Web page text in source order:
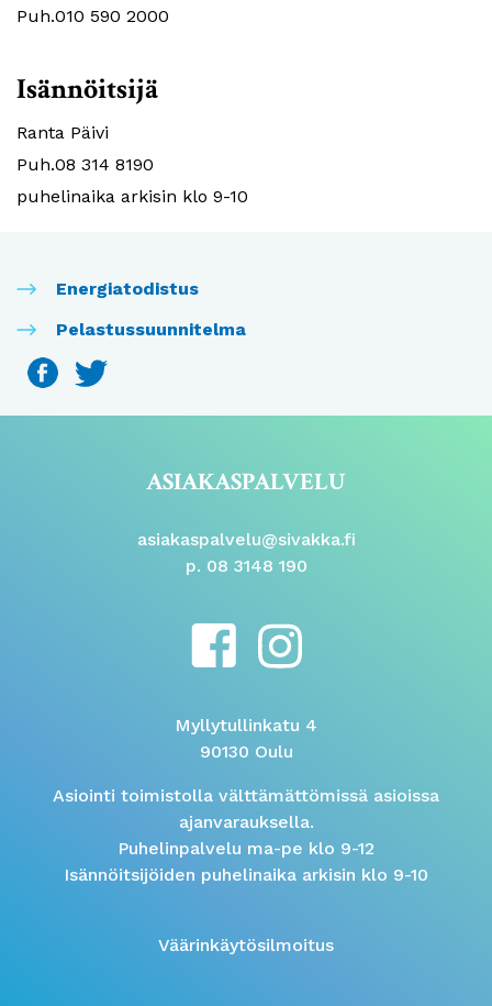
Puh.010 590 2000
Isännöitsijä
Ranta Päivi
Puh.08 314 8190
puhelinaika arkisin klo 9-10
Energiatodistus
Pelastussuunnitelma
ASIAKASPALVELU
asiakaspalvelu@sivakka.fi
p. 08 3148 190
Myllytullinkatu 4
90130 Oulu
Asiointi toimistolla välttämättömissä asioissa
ajanvarauksella.
Puhelinpalvelu ma-pe klo 9-12
Isännöitsijöiden puhelinaika arkisin klo 9-10
Väärinkäytösilmoitus